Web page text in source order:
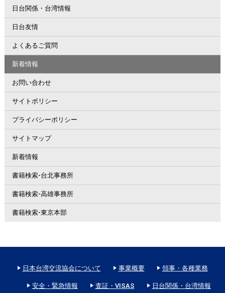
日台関係・台湾情報
日台友情
よくあるご質問
新着情報
お問い合わせ
サイトポリシー
プライバシーポリシー
サイトマップ
新着情報
書籍検索-台北事務所
書籍検索-高雄事務所
書籍検索-東京本部
日本台湾交流協会について 事業概要 領事・各種業務
安全・緊急情報 査証・VISAS 日台関係・台湾情報